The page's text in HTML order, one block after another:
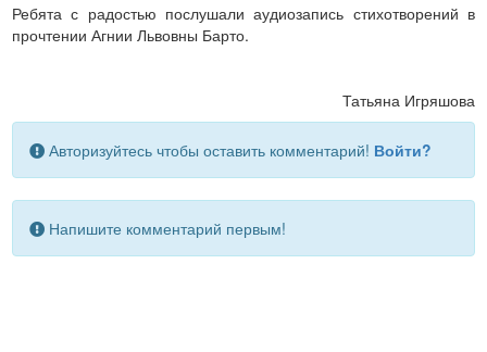
Ребята с радостью послушали аудиозапись стихотворений в
прочтении Агнии Львовны Барто.
Татьяна Игряшова
Авторизуйтесь чтобы оставить комментарий! Войти?
Напишите комментарий первым!